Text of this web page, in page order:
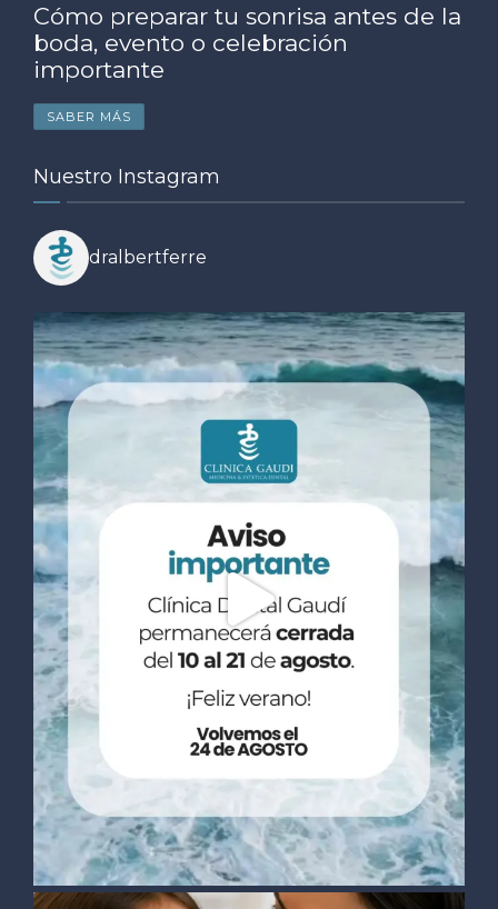
Cómo preparar tu sonrisa antes de la
boda, evento o celebración
importante
SABER MÁS
Nuestro Instagram
dralbertferre